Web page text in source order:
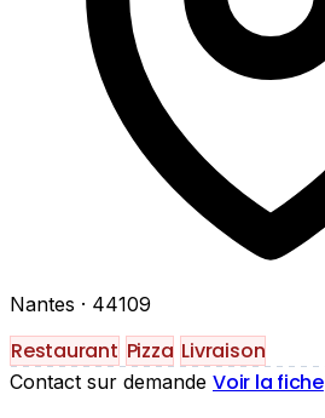
Nantes · 44109
Restaurant Pizza Livraison
Contact sur demande Voir la fiche